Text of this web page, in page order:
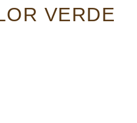
VERDE